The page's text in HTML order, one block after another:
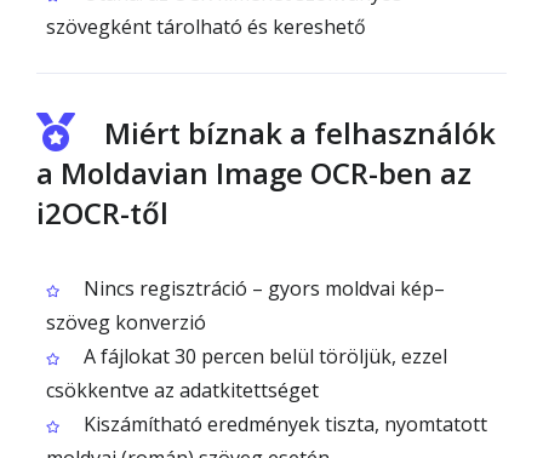
szövegként tárolható és kereshető
Miért bíznak a felhasználók
a Moldavian Image OCR-ben az
i2OCR-től
Nincs regisztráció – gyors moldvai kép–
szöveg konverzió
A fájlokat 30 percen belül töröljük, ezzel
csökkentve az adatkitettséget
Kiszámítható eredmények tiszta, nyomtatott